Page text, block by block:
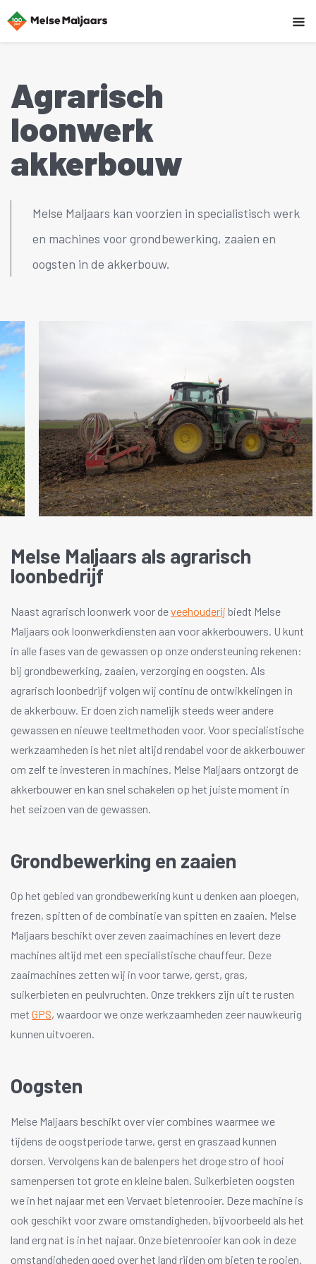
Agrarisch
loonwerk
akkerbouw
Melse Maljaars kan voorzien in specialistisch werk
en machines voor grondbewerking, zaaien en
oogsten in de akkerbouw.
Melse Maljaars als agrarisch
loonbedrijf
Naast agrarisch loonwerk voor deveehouderij biedt Melse
Maljaars ook loonwerkdiensten aan voor akkerbouwers. U kunt
in alle fases van de gewassen op onze ondersteuning rekenen:
bij grondbewerking, zaaien, verzorging en oogsten. Als
agrarisch loonbedrijf volgen wij continu de ontwikkelingen in
de akkerbouw. Er doen zich namelijk steeds weer andere
gewassen en nieuwe teeltmethoden voor. Voor specialistische
werkzaamheden is het niet altijd rendabel voor de akkerbouwer
om zelf te investeren in machines. Melse Maljaars ontzorgt de
akkerbouwer en kan snel schakelen op het juiste moment in
het seizoen van de gewassen.
Grondbewerking en zaaien
Op het gebied van grondbewerking kunt u denken aan ploegen,
frezen, spitten of de combinatie van spitten en zaaien. Melse
Maljaars beschikt over zeven zaaimachines en levert deze
machines altijd met een specialistische chauffeur. Deze
zaaimachines zetten wij in voor tarwe, gerst, gras,
suikerbieten en peulvruchten. Onze trekkers zijn uit te rusten
met GPS, waardoor we onze werkzaamheden zeer nauwkeurig
kunnen uitvoeren.
Oogsten
Melse Maljaars beschikt over vier combines waarmee we
tijdens de oogstperiode tarwe, gerst en graszaad kunnen
dorsen. Vervolgens kan de balenpers het droge stro of hooi
samenpersen tot grote en kleine balen. Suikerbieten oogsten
we in het najaar met een Vervaet bietenrooier. Deze machine is
ook geschikt voor zware omstandigheden, bijvoorbeeld als het
land erg nat is in het najaar. Onze bietenrooier kan ook in deze
omstandigheden goed over het land rijden om bieten te rooien.